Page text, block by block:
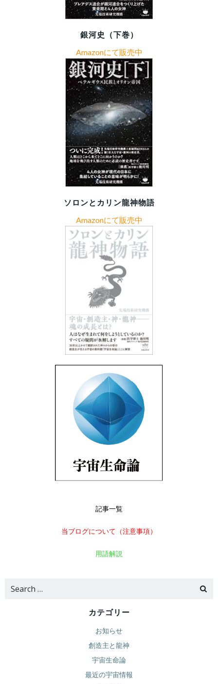
銀河史（下巻）
Amazonにて販売中
ソロンとカリン龍神物語
Amazonにて販売中
記事一覧
当ブログについて（注意事項）
用語解説
Search
カテゴリー
お知らせ
創造主と龍神
宇宙生命論
最近の宇宙情報